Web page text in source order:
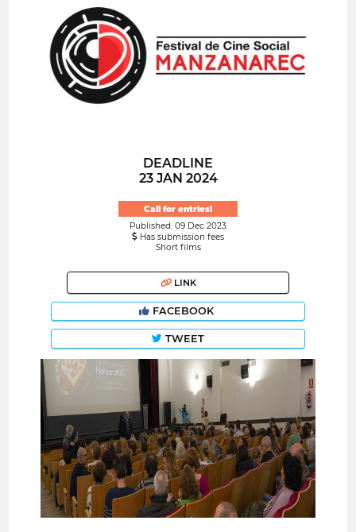
DEADLINE
23 JAN 2024
Call for entries!
Published: 09 Dec 2023
Has submission fees
Short films
LINK
FACEBOOK
TWEET